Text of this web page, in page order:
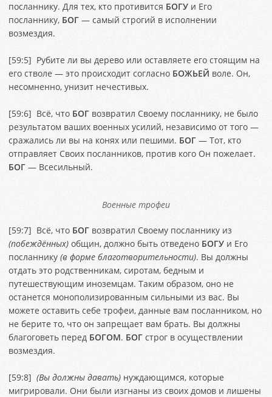
посланнику. Для тех, кто противится БОГУ и Его
посланнику, БОГ — самый строгий в исполнении
возмездия.
[59:5] Рубите ли вы дерево или оставляете его стоящим на
его стволе — это происходит согласно БОЖЬЕЙ воле. Он,
несомненно, унизит нечестивых.
[59:6] Всё, что БОГ возвратил Своему посланнику, не было
результатом ваших военных усилий, независимо от того —
сражались ли вы на конях или пешими. БОГ — Тот, кто
отправляет Своих посланников, против кого Он пожелает.
БОГ — Всесильный.
Военные трофеи
[59:7] Всё, что БОГ возвратил Своему посланнику из
(побеждённых) общин, должно быть отведено БОГУ и Его
посланнику (в форме благотворительности). Вы должны
отдать это родственникам, сиротам, бедным и
путешествующим иноземцам. Таким образом, оно не
останется монополизированным сильными из вас. Вы
можете оставить себе трофеи, данные вам посланником, но
не берите то, что он запрещает вам брать. Вы должны
благоговеть перед БОГОМ. БОГ строг в осуществлении
возмездия.
[59:8] (Вы должны давать) нуждающимся, которые
мигрировали. Они были изгнаны из своих домов и лишены